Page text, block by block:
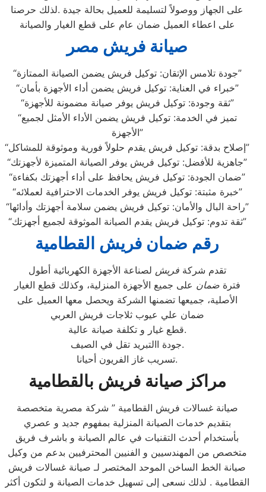
على الجهاز ووصولاً لتسليمة للعميل بحالة جيدة .لذلك حرصنا
على اعطاء العميل ضمان عام على قطع الغيار والصيانة
صيانة فريش مصر
“جودة تلامس الإتقان: توكيل فريش يضمن الصيانة الممتازة”
“خبراء في العناية: توكيل فريش يضمن أداء الأجهزة بأمان”
“ثقة وجودة: توكيل فريش يوفر صيانة مضمونة للأجهزة”
“تميز في الخدمة: توكيل فريش يضمن الأداء الأمثل لجميع
الأجهزة”
“إصلاح بدقة: توكيل فريش يقدم حلولاً فورية وموثوقة للمشاكل”
“جاهزية للأفضل: توكيل فريش يوفر الصيانة المتميزة لأجهزتك”
“ضمان الجودة: توكيل فريش يحافظ على أداء أجهزتك بكفاءة”
“خبرة مثبتة: توكيل فريش يوفر الخدمات الاحترافية لعملائه”
“راحة البال والأمان: توكيل فريش يضمن سلامة أجهزتك وأدائها”
“ثقة تدوم: توكيل فريش يقدم الصيانة الموثوقة لجميع أجهزتك”
رقم ضمان فريش القطامية
تقدم شركةفريش لصناعة الأجهزة الكهربائية أطول
فترةضمان على جميع الأجهزة المنزلية، وكذلك قطع الغيار
الأصلية، جميعها تضمنها الشركة ويحصل معها العميل على
ضمان علي عيوب ثلاجات فريش العربي
قطع غيار و تكلفة صيانة عالية.
جودة االتبريد تقل في الصيف.
تسريب غاز الفريون أحيانا.
مراكز صيانة فريش بالقطامية
صيانة غسالات فريش القطامية ” شركة مصرية متخصصة
بتقديم خدمات الصيانة المنزلية بمفهوم جديد و عصري
بأستخدام أحدث التقنيات في عالم الصيانة و باشرف فريق
متخصص من المهندسيين و الفنيين المحترفيين بدعم من وكيل
صيانة الخط الساخن الموحد المختصر لـ صيانة غسالات فريش
القطامية . لذلك نسعى إلى تسهيل خدمات الصيانة و لتكون أكثر